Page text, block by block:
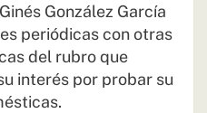
González García
periódicas con otras
del rubro que
interés por probar su